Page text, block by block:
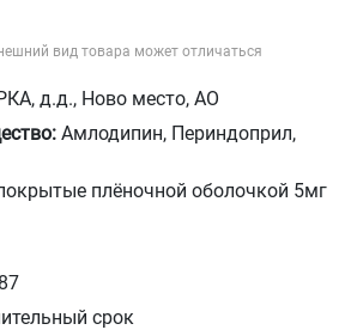
вид товара может отличаться
д.д., Ново место, АО
Амлодипин, Периндоприл,
плёночной оболочкой 5мг
срок